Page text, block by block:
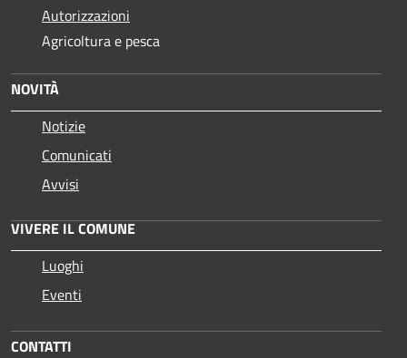
Autorizzazioni
Agricoltura e pesca
NOVITÀ
Notizie
Comunicati
Avvisi
VIVERE IL COMUNE
Luoghi
Eventi
CONTATTI